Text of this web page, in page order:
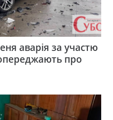
аварія за участю
про